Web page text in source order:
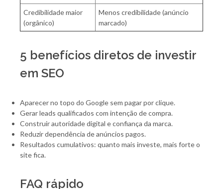
Credibilidade maior
(orgânico)
Menos credibilidade (anúncio
marcado)
5 benefícios diretos de investir
em SEO
Aparecer no topo do Google sem pagar por clique.
Gerar leads qualificados com intenção de compra.
Construir autoridade digital e confiança da marca.
Reduzir dependência de anúncios pagos.
Resultados cumulativos: quanto mais investe, mais forte o
site fica.
FAQ rápido